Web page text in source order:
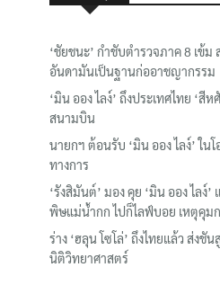
‘ชัยชนะ’ กำชับตำรวจภาค 8 เข้
อันดามันเป็นฐานก่ออาชญากรรม
‘มิน ออง ไลง์’ ถึงประเทศไทย ‘สี
สนามบิน
นายกฯ ต้อนรับ ‘มิน ออง ไลง์’ ใน
ทางการ
‘รังสิมันต์’ มอง คุย ‘มิน ออง ไลง์
พิษแม่น้ำกก ไปก็ไลฟ์บอย เหตุคุมก
ร่าง ‘ฮลุน โซโล่’ ถึงไทยแล้ว ส่งชั
นิติวิทยาศาสตร์